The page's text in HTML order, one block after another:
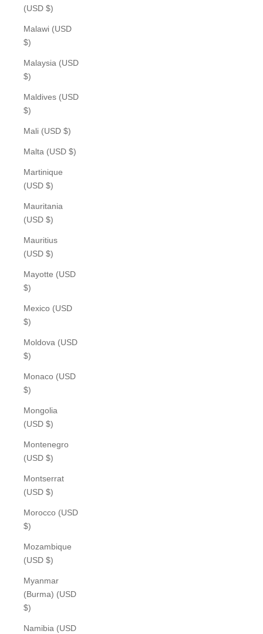
(USD $)
Malawi (USD
$)
Malaysia (USD
$)
Maldives (USD
$)
Mali (USD $)
Malta (USD $)
Martinique
(USD $)
Mauritania
(USD $)
Mauritius
(USD $)
Mayotte (USD
$)
Mexico (USD
$)
Moldova (USD
$)
Monaco (USD
$)
Mongolia
(USD $)
Montenegro
(USD $)
Montserrat
(USD $)
Morocco (USD
$)
Mozambique
(USD $)
Myanmar
(Burma) (USD
$)
Namibia (USD